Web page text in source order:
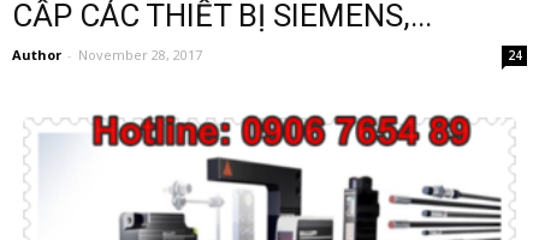
CẤP CÁC THIẾT BỊ SIEMENS,...
Author - November 28, 2017 24